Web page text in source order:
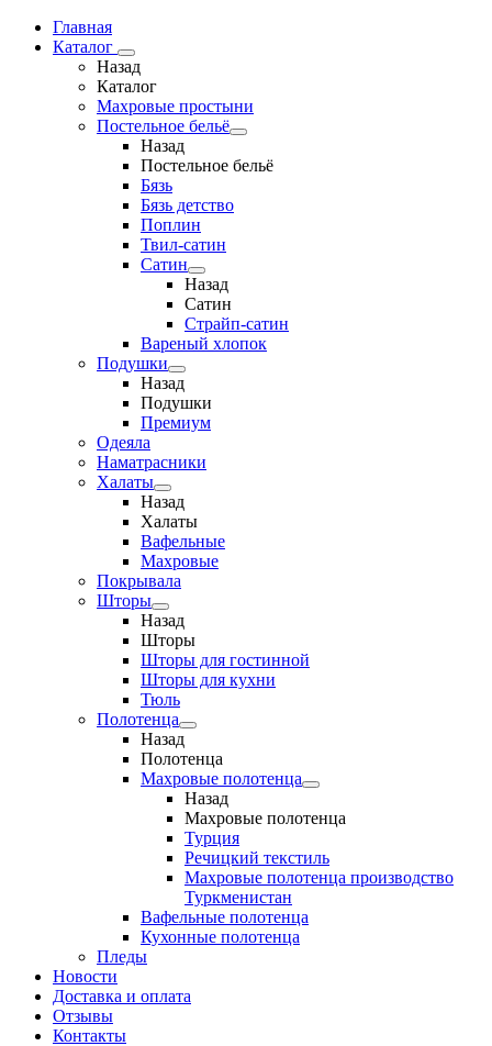
Главная
Каталог
Назад
Каталог
Махровые простыни
Постельное бельё
Назад
Постельное бельё
Бязь
Бязь детство
Поплин
Твил-сатин
Сатин
Назад
Сатин
Страйп-сатин
Вареный хлопок
Подушки
Назад
Подушки
Премиум
Одеяла
Наматрасники
Халаты
Назад
Халаты
Вафельные
Махровые
Покрывала
Шторы
Назад
Шторы
Шторы для гостинной
Шторы для кухни
Тюль
Полотенца
Назад
Полотенца
Махровые полотенца
Назад
Махровые полотенца
Турция
Речицкий текстиль
Махровые полотенца производство
Туркменистан
Вафельные полотенца
Кухонные полотенца
Пледы
Новости
Доставка и оплата
Отзывы
Контакты